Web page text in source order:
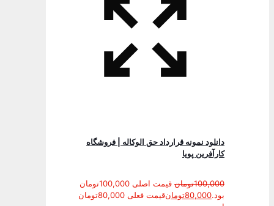
دانلود نمونه قرارداد حق الوكاله | فروشگاه
کارآفرین پویا
100,000تومان
قیمت اصلی 100,000تومان
بود.80,000تومان
قیمت فعلی 80,000تومان